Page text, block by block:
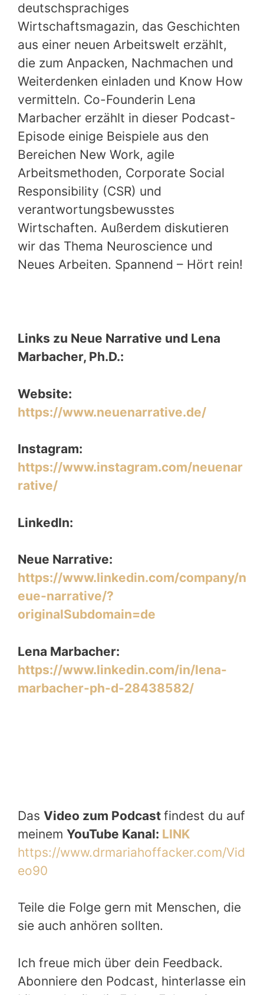
deutschsprachiges
Wirtschaftsmagazin, das Geschichten
aus einer neuen Arbeitswelt erzählt,
die zum Anpacken, Nachmachen und
Weiterdenken einladen und Know How
vermitteln. Co-Founderin Lena
Marbacher erzählt in dieser Podcast-
Episode einige Beispiele aus den
Bereichen New Work, agile
Arbeitsmethoden, Corporate Social
Responsibility (CSR) und
verantwortungsbewusstes
Wirtschaften. Außerdem diskutieren
wir das Thema Neuroscience und
Neues Arbeiten. Spannend – Hört rein!
Links zu Neue Narrative und Lena
Marbacher, Ph.D.:
Website:
https://www.neuenarrative.de/
Instagram:
https://www.instagram.com/neuenar
rative/
LinkedIn:
Neue Narrative:
https://www.linkedin.com/company/n
eue-narrative/?
originalSubdomain=de
Lena Marbacher:
https://www.linkedin.com/in/lena-
marbacher-ph-d-28438582/
Das Video zum Podcast findest du auf
meinem YouTube Kanal: LINK
https://www.drmariahoffacker.com/Vid
eo90
Teile die Folge gern mit Menschen, die
sie auch anhören sollten.
Ich freue mich über dein Feedback.
Abonniere den Podcast, hinterlasse ein